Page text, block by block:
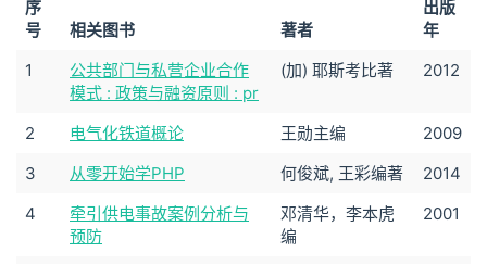
序
号
相关图书 著者
出版
年
1
公共部门与私营企业合作
模式 : 政策与融资原则 : pr
(加) 耶斯考比著 2012
2 电气化铁道概论 王勋主编
2009
3
从零开始学PHP 何俊斌, 王彩编著
2014
4
牵引供电事故案例分析与
预防
邓清华，李本虎
编
2001